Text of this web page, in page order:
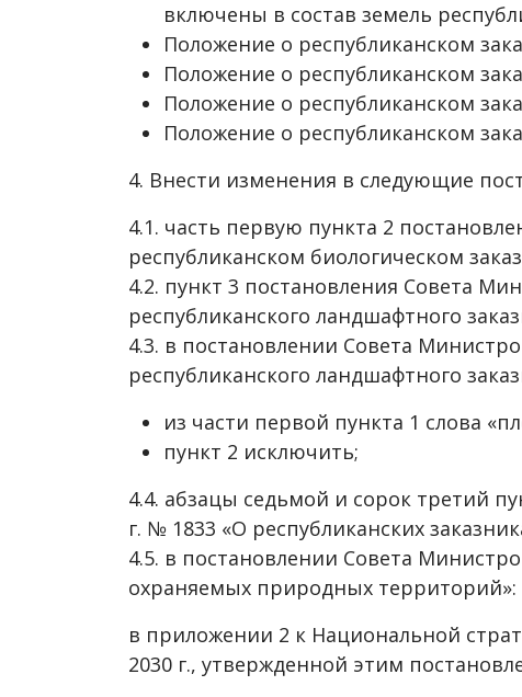
включены в состав земель
Положение о республиканском
Положение о республиканском
Положение о республиканском
Положение о республиканском
4. Внести изменения в следующие
4.1. часть первую пункта 2
республиканском биологическом
4.2. пункт 3 постановления Совета
республиканского ландшафтного
4.3. в постановлении Совета
республиканского ландшафтного
из части первой пункта 1 слова
пункт 2 исключить;
4.4. абзацы седьмой и сорок третий
г. № 1833 «О республиканских
4.5. в постановлении Совета
охраняемых природных территорий»:
в приложении 2 к Национальной
2030 г., утвержденной этим